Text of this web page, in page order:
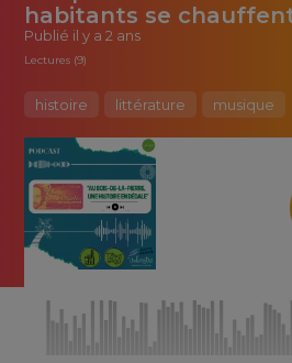
habitants se
Publié il y a 2 ans
Lectures (9)
histoire littérature musique